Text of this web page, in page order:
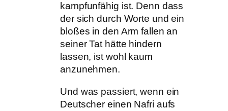
kampfunfähig ist. Denn dass
der sich durch Worte und ein
bloßes in den Arm fallen an
seiner Tat hätte hindern
lassen, ist wohl kaum
anzunehmen.
Und was passiert, wenn ein
Deutscher einen Nafri aufs